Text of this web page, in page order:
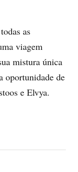
as
viagem
mistura única
oportunidade de
e Elvya.